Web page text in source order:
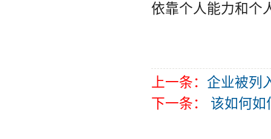
依靠个人能力和个
上一条： 企业被列
下一条：
该如何如